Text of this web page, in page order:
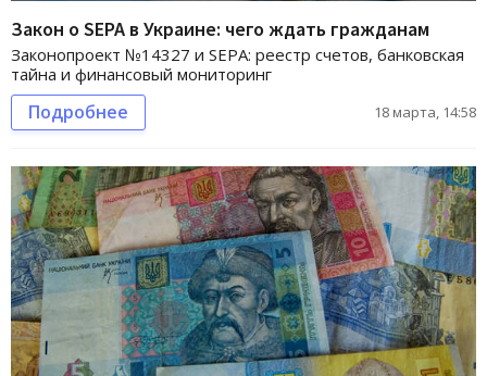
Закон о SEPA в Украине: чего ждать гражданам
Законопроект №14327 и SEPA: реестр счетов, банковская
тайна и финансовый мониторинг
Подробнее 18 марта, 14:58